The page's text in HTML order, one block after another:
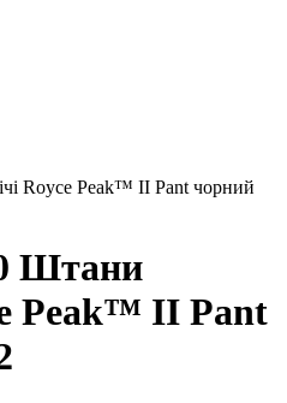
Royce Peak™ II Pant чорний
Штани
Peak™ II Pant